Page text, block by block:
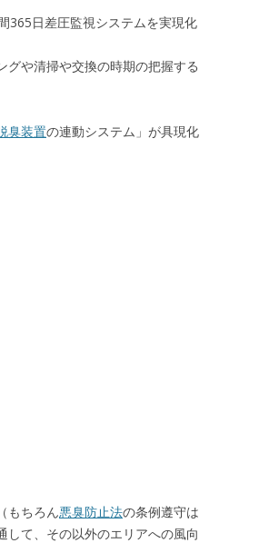
365日差圧監視システムを実現化
や清掃や交換の時期の把握する
臭装置の連動システム」が具現化
もちろん悪臭防止法の条例遵守は
して、その以外のエリアへの風向